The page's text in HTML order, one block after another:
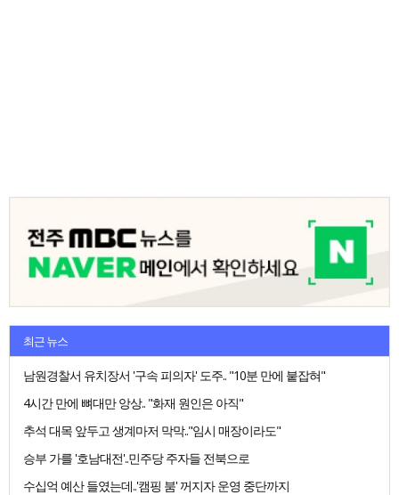
최근 뉴스
남원경찰서 유치장서 '구속 피의자' 도주.. "10분 만에 붙잡혀"
4시간 만에 뼈대만 앙상.. "화재 원인은 아직"
추석 대목 앞두고 생계마저 막막.."임시 매장이라도"
승부 가를 '호남대전'..민주당 주자들 전북으로
수십억 예산 들였는데..'캠핑 붐' 꺼지자 운영 중단까지